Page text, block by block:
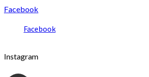
Facebook
Facebook
Instagram